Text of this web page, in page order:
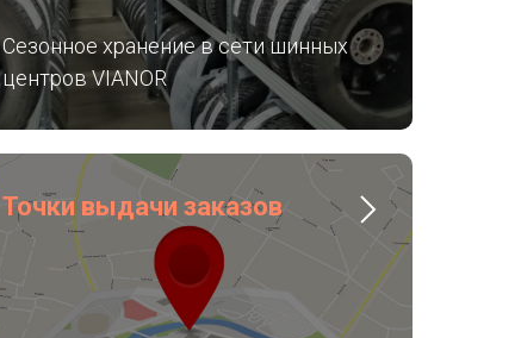
Сезонное хранение в сети шинных
центров VIANOR
Точки выдачи заказов